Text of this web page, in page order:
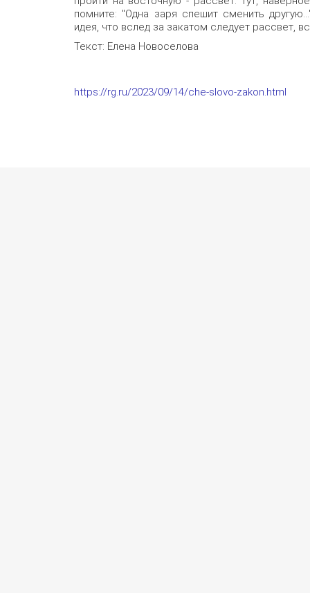
помните: "Одна заря спешит сменить
идея, что вслед за закатом следует рассвет,
Текст: Елена Новоселова
https://rg.ru/2023/09/14/che-slovo-zakon.html